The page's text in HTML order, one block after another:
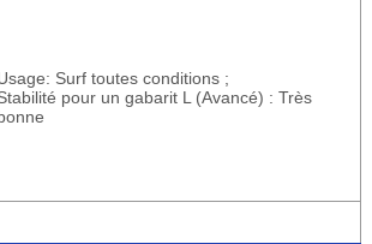
Surf toutes conditions ;
pour un gabarit L (Avancé) : Très